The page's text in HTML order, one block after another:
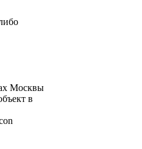
Москвы
в